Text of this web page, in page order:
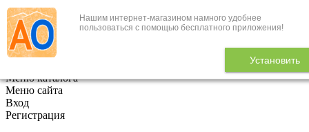
Нашим интернет-магазином намного удобнее
пользоваться с помощью бесплатного приложения!
Установить
+7 (495) 646-888-1
В корзине 0
Меню каталога
Меню сайта
Вход
Регистрация